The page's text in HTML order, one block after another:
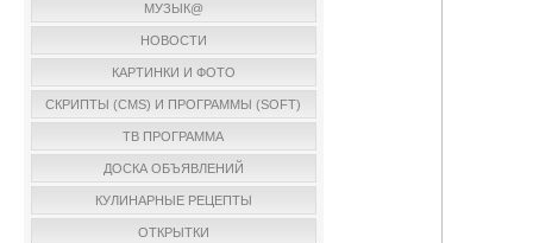
МУЗЫК@
НОВОСТИ
КАРТИНКИ И ФОТО
СКРИПТЫ (CMS) И ПРОГРАММЫ (SOFT)
ТВ ПРОГРАММА
ДОСКА ОБЪЯВЛЕНИЙ
КУЛИНАРНЫЕ РЕЦЕПТЫ
ОТКРЫТКИ